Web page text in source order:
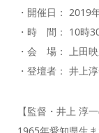
・開催日： 2019
・時 間： 10時
・会 場： 上田
・登壇者： 井上
【監督・井上 淳